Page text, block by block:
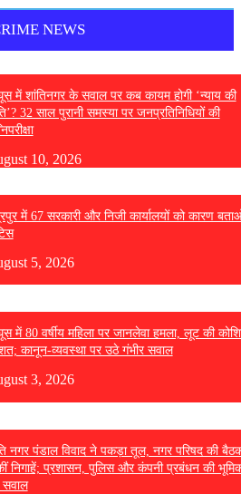
NEWS
में शांतिनगर के सवाल पर कब कायम होगी ‘न्याय की
32 साल पुरानी समस्या पर जनप्रतिनिधियों की
10, 2026
में 67 सरकारी और निजी कार्यालयों को कारण
5, 2026
में 80 वर्षीय महिला पर जानलेवा हमला, लूट की
कानून-व्यवस्था पर उठे गंभीर सवाल
3, 2026
नगर पंडाल विवाद ने पकड़ा तूल, नगर परिषद की
निगाहें; प्रशासन, पुलिस और कंपनी प्रबंधन की